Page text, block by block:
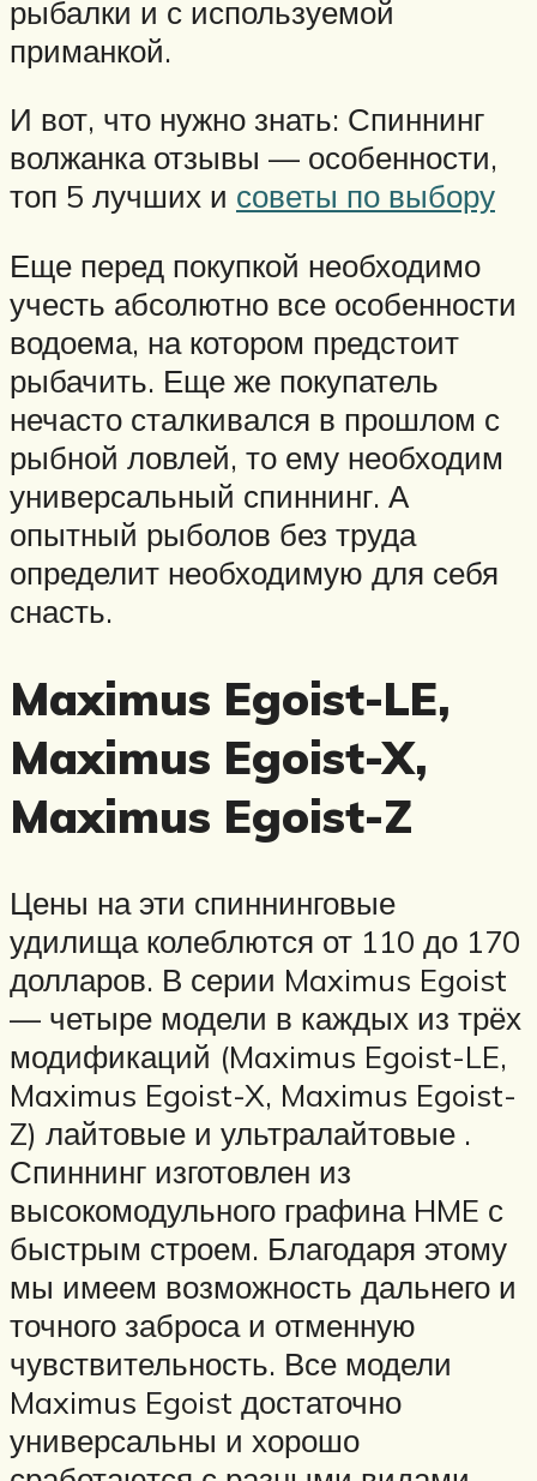
рыбалки и с используемой
приманкой.
И вот, что нужно знать: Спиннинг
волжанка отзывы — особенности,
топ 5 лучших и советы по выбору
Еще перед покупкой необходимо
учесть абсолютно все особенности
водоема, на котором предстоит
рыбачить. Еще же покупатель
нечасто сталкивался в прошлом с
рыбной ловлей, то ему необходим
универсальный спиннинг. А
опытный рыболов без труда
определит необходимую для себя
снасть.
Maximus Egoist-LE,
Maximus Egoist-X,
Maximus Egoist-Z
Цены на эти спиннинговые
удилища колеблются от 110 до 170
долларов. В серии Maximus Egoist
— четыре модели в каждых из трёх
модификаций (Maximus Egoist-LE,
Maximus Egoist-X, Maximus Egoist-
Z) лайтовые и ультралайтовые .
Спиннинг изготовлен из
высокомодульного графина HME с
быстрым строем. Благодаря этому
мы имеем возможность дальнего и
точного заброса и отменную
чувствительность. Все модели
Maximus Egoist достаточно
универсальны и хорошо